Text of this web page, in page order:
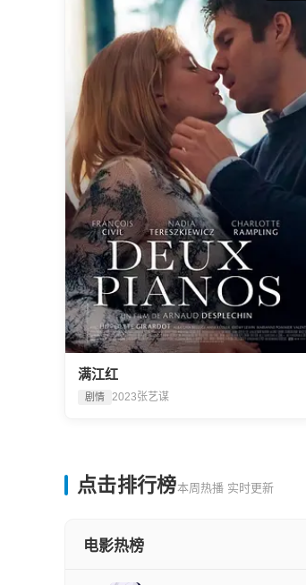
满江红
剧情 2023张艺谋
点击排行榜本周热播 实时更新
电影热榜